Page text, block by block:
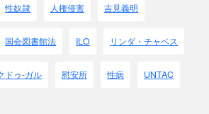
性奴隷 人権侵害 吉見義明
国会図書館法 ILO リンダ・チャベス
ドゥ-ガル 慰安所 性病 UNTAC